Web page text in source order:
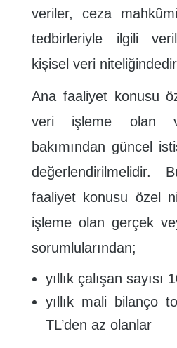
veriler, ceza
tedbirleriyle ilgili
kişisel veri
Ana faaliyet konusu
veri işleme olan
bakımından güncel
değerlendirilmelidir.
faaliyet konusu özel
işleme olan gerçek
sorumlularından;
yıllık çalışan sayısı
yıllık mali bilanço
TL’den az olanlar